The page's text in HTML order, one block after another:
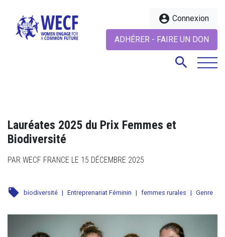
account_circle Connexion
ADHÉRER - FAIRE UN DON
search
Lauréates 2025 du Prix Femmes et
Biodiversité
PAR WECF FRANCE LE 15 DÉCEMBRE 2025
local_offer biodiversité | Entreprenariat Féminin | femmes rurales | Genre